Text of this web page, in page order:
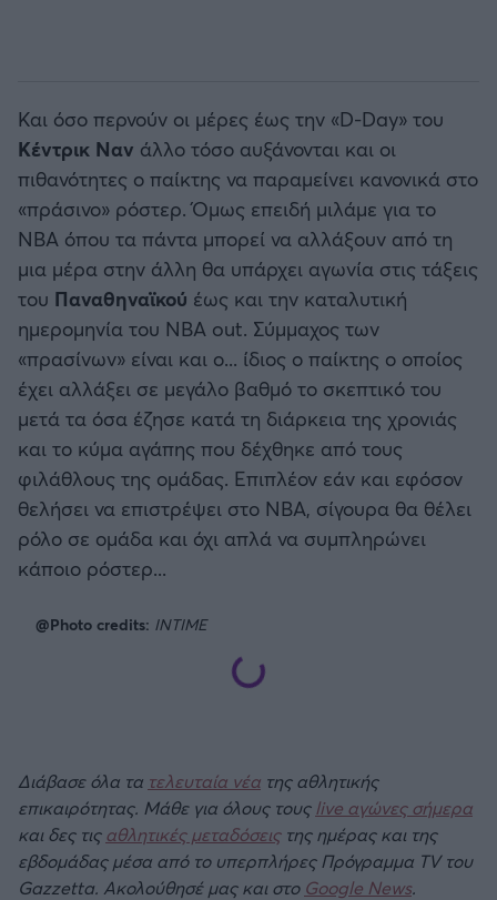
Και όσο περνούν οι μέρες έως την «D-Day» του
Κέντρικ Ναν άλλο τόσο αυξάνονται και οι
πιθανότητες ο παίκτης να παραμείνει κανονικά στο
«πράσινο» ρόστερ. Όμως επειδή μιλάμε για το
ΝΒΑ όπου τα πάντα μπορεί να αλλάξουν από τη
μια μέρα στην άλλη θα υπάρχει αγωνία στις τάξεις
του Παναθηναϊκού έως και την καταλυτική
ημερομηνία του NBA out. Σύμμαχος των
«πρασίνων» είναι και ο... ίδιος ο παίκτης ο οποίος
έχει αλλάξει σε μεγάλο βαθμό το σκεπτικό του
μετά τα όσα έζησε κατά τη διάρκεια της χρονιάς
και το κύμα αγάπης που δέχθηκε από τους
φιλάθλους της ομάδας. Επιπλέον εάν και εφόσον
θελήσει να επιστρέψει στο ΝΒΑ, σίγουρα θα θέλει
ρόλο σε ομάδα και όχι απλά να συμπληρώνει
κάποιο ρόστερ...
@Photo credits: INTIME
Διάβασε όλα τα τελευταία νέα της αθλητικής
επικαιρότητας. Μάθε για όλους τους live αγώνες σήμερα
και δες τιςαθλητικές μεταδόσειςτης ημέρας και της
εβδομάδας μέσα από το υπερπλήρες Πρόγραμμα TV του
Gazzetta. Ακολούθησέ μας και στο Google News.